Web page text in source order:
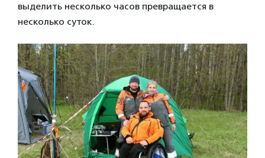
выделить несколько часов превращается в
несколько суток.